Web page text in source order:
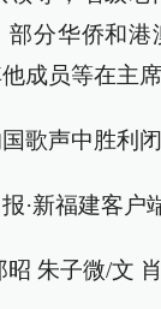
部分华侨和港
成员等在主席
歌声中胜利闭
·新福建客户
朱子微/文